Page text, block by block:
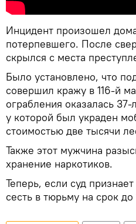
Инцидент произошел
потерпевшего. После
скрылся с места
Было установлено, что
совершил кражу в 116-й
ограбления оказалась
у которой был украден
стоимостью две тысячи
Также этот мужчина
хранение наркотиков.
Теперь, если суд
сесть в тюрьму на срок до